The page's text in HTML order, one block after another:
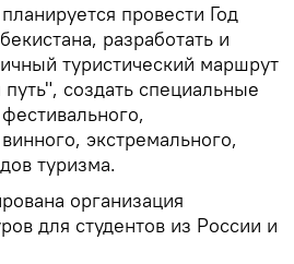
провести Год
разработать и
туристический маршрут
создать специальные
экстремального,
туризма.
организация
для студентов из России и